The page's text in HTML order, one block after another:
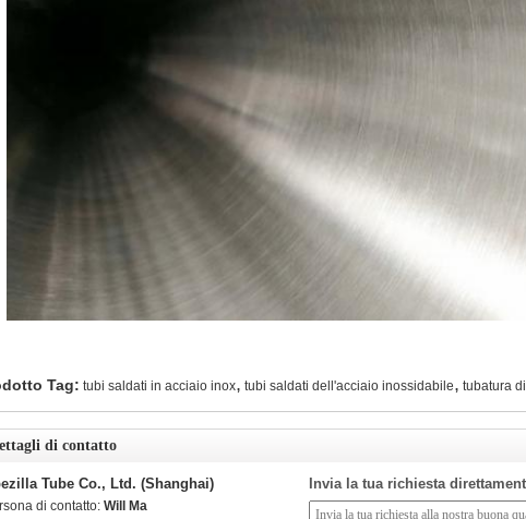
Tag: tubi saldati in acciaio inox, tubi saldati dell'acciaio inossidabile, tubatura
di contatto
Tube Co., Ltd. (Shanghai)
di contatto: Will Ma
Invia la tua richiesta